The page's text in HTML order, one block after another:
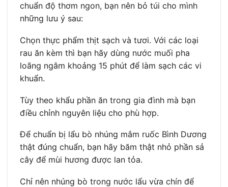
chuẩn độ thơm ngon, bạn nên bỏ túi cho mình
những lưu ý sau:
Chọn thực phẩm thịt sạch và tươi. Với các loại
rau ăn kèm thì bạn hãy dùng nước muối pha
loãng ngâm khoảng 15 phút để làm sạch các vi
khuẩn.
Tùy theo khẩu phần ăn trong gia đình mà bạn
điều chỉnh nguyên liệu cho phù hợp.
Để chuẩn bị lẩu bò nhúng mắm ruốc Bình Dương
thật đúng chuẩn, bạn hãy băm thật nhỏ phần sả
cây để mùi hương được lan tỏa.
Chỉ nên nhúng bò trong nước lẩu vừa chín để